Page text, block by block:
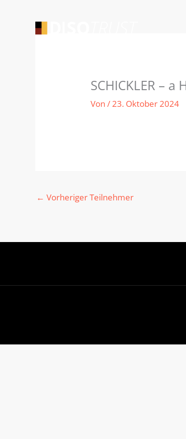
SCHICKLER –
Von/23. Oktober 2024
← Vorheriger Teilnehmer